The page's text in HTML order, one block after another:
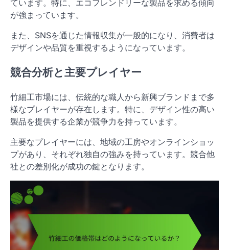
ています。特に、エコフレンドリーな製品を求める傾向
が強まっています。
また、SNSを通じた情報収集が一般的になり、消費者は
デザインや品質を重視するようになっています。
競合分析と主要プレイヤー
竹細工市場には、伝統的な職人から新興ブランドまで多
様なプレイヤーが存在します。特に、デザイン性の高い
製品を提供する企業が競争力を持っています。
主要なプレイヤーには、地域の工房やオンラインショッ
プがあり、それぞれ独自の強みを持っています。競合他
社との差別化が成功の鍵となります。